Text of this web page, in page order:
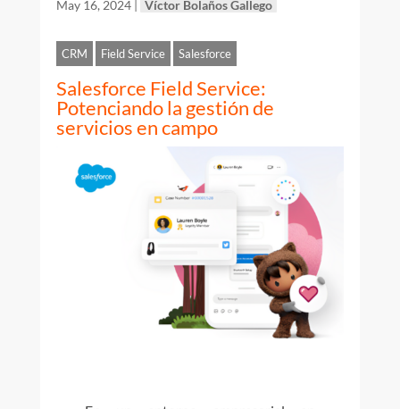
May 16, 2024| Víctor Bolaños Gallego
CRM Field Service Salesforce
Salesforce Field Service:
Potenciando la gestión de
servicios en campo